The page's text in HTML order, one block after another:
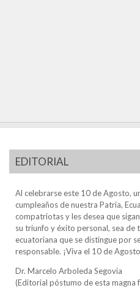
EDITORIAL
Al celebrarse este 10 de Agosto,
cumpleaños de nuestra Patria,
compatriotas y les desea que
su triunfo y éxito personal, sea de
ecuatoriana que se distingue por
responsable. ¡Viva el 10 de
Dr. Marcelo Arboleda Segovia
(Editorial póstumo de esta magna